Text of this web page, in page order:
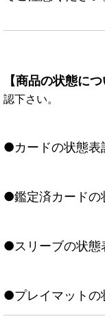
【商品の状態につ
認下さい。
●カードの状態表
●鑑定済カードの
●スリーブの状態
●プレイマットの